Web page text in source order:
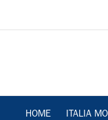
HOME ITALIA